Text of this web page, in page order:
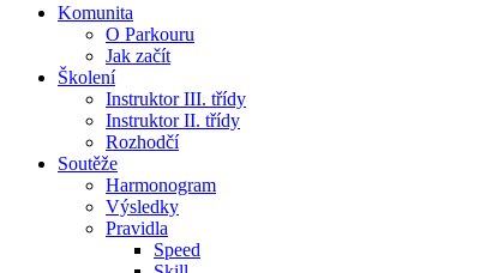
Komunita
O Parkouru
Jak začít
Školení
Instruktor III. třídy
Instruktor II. třídy
Rozhodčí
Soutěže
Harmonogram
Výsledky
Pravidla
Speed